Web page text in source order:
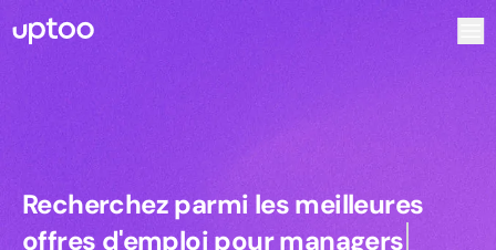
Recherchez parmi les meilleures
Recherchez parmi les meilleures
offres d'emploi pourmanagers